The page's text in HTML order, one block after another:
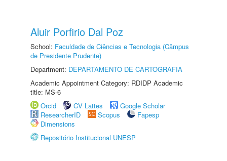
Aluir Porfirio Dal Poz
School: Faculdade de Ciências e Tecnologia (Câmpus
de Presidente Prudente)
Department: DEPARTAMENTO DE CARTOGRAFIA
Academic Appointment Category: RDIDP Academic
title: MS-6
Orcid
CV Lattes
Google Scholar
ResearcherID
Scopus
Fapesp
Dimensions
Repositório Institucional UNESP